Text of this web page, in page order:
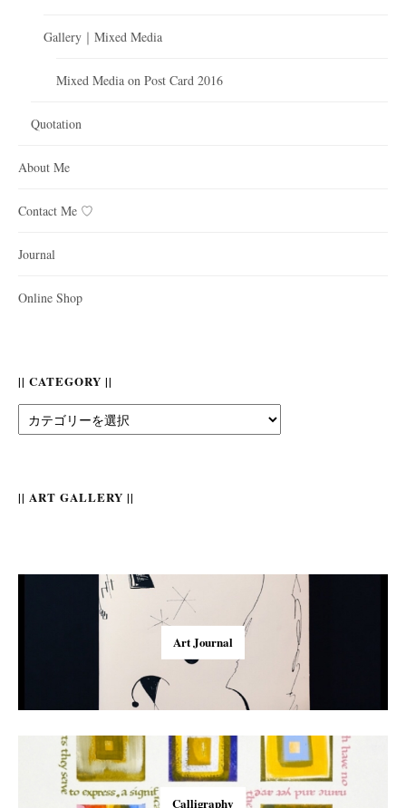
Gallery｜Mixed Media
Mixed Media on Post Card 2016
Quotation
About Me
Contact Me ♡
Journal
Online Shop
|| CATEGORY ||
Category
|| ART GALLERY ||
Art Journal
Calligraphy